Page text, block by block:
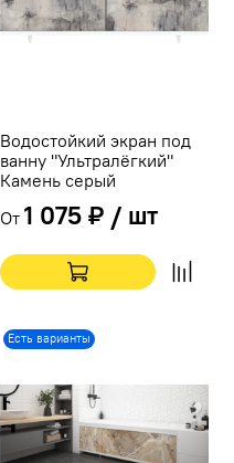
Водостойкий экран под
ванну "Ультралёгкий"
Камень серый
От 1 075 ₽ / шт
Есть варианты